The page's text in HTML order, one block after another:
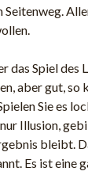
Seitenweg.
das Spiel des
aber gut, so
Sie es
nur Illusion,
bleibt.
Es ist eine